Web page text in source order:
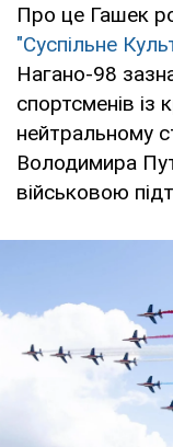
Про це Гашек
"Суспільне
Нагано-98
спортсменів із
нейтральному
Володимира
військовою